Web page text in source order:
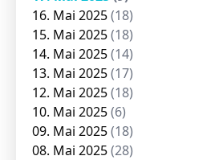
16. Mai 2025(18)
15. Mai 2025(18)
14. Mai 2025(14)
13. Mai 2025(17)
12. Mai 2025(18)
10. Mai 2025(6)
09. Mai 2025(18)
08. Mai 2025(28)